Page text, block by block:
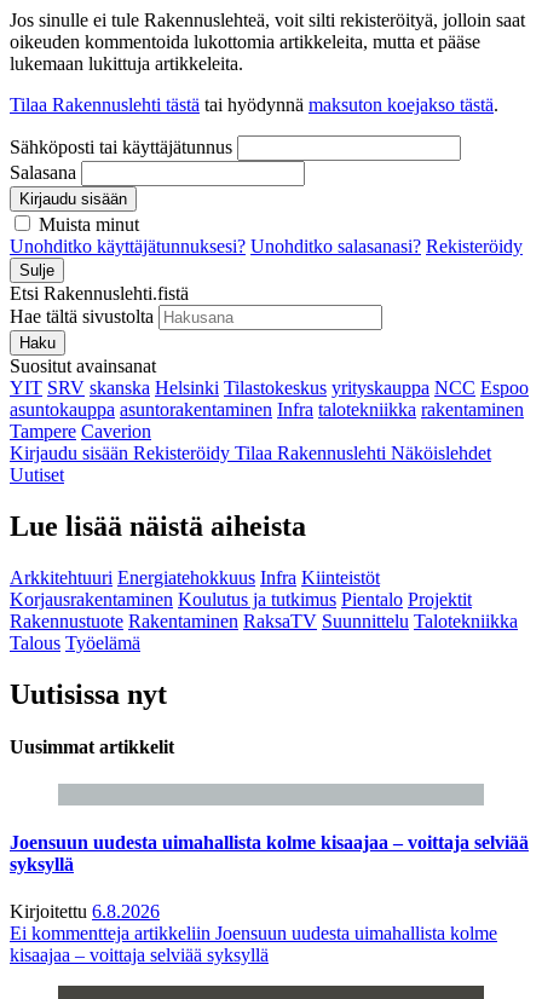
Jos sinulle ei tule Rakennuslehteä, voit silti rekisteröityä, jolloin saat
oikeuden kommentoida lukottomia artikkeleita, mutta et pääse
lukemaan lukittuja artikkeleita.
Tilaa Rakennuslehti tästä tai hyödynnä maksuton koejakso tästä.
Sähköposti tai käyttäjätunnus
Salasana
Kirjaudu sisään
Muista minut
Unohditko käyttäjätunnuksesi? Unohditko salasanasi? Rekisteröidy
Sulje
Etsi Rakennuslehti.fistä
Hae tältä sivustolta
Haku
Suositut avainsanat
YIT SRV skanska Helsinki Tilastokeskus yrityskauppa NCC Espoo
asuntokauppa asuntorakentaminen Infra talotekniikka rakentaminen
Tampere Caverion
Kirjaudu sisään Rekisteröidy Tilaa Rakennuslehti Näköislehdet
Uutiset
Lue lisää näistä aiheista
Arkkitehtuuri Energiatehokkuus Infra Kiinteistöt
Korjausrakentaminen Koulutus ja tutkimus Pientalo Projektit
Rakennustuote Rakentaminen RaksaTV Suunnittelu Talotekniikka
Talous Työelämä
Uutisissa nyt
Uusimmat artikkelit
Joensuun uudesta uimahallista kolme kisaajaa – voittaja selviää
syksyllä
Kirjoitettu 6.8.2026
Ei kommentteja artikkeliin Joensuun uudesta uimahallista kolme
kisaajaa – voittaja selviää syksyllä